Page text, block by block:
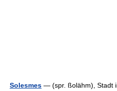
Solesmes — (spr. ßolähm), Stadt